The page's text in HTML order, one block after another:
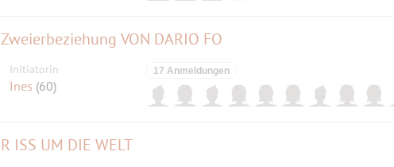
VON DARIO FO
Initiatorin
Ines (60)
17 Anmeldungen
ISS UM DIE WELT